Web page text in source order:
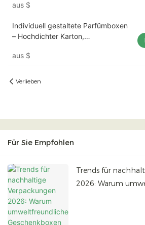
Aufbewahrungsmöglichkeit für
personalisierbare Mojiu-Verpackung
aus $
Individuell gestaltete Parfümboxen
– Hochdichter Karton,
anpassbare Großpackungen für
Duftverpackungen (Mojiu-
Verpackung)
aus $
Verlieben
Für Sie Empfohlen
Trends für
2026: Warum